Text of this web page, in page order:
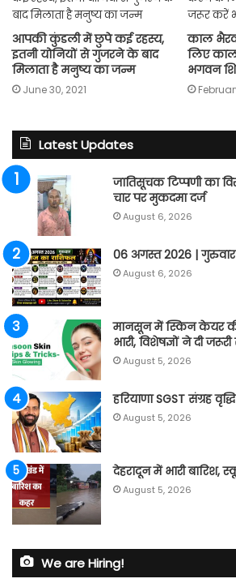
आपकी कुंडली में छुपे कई रहस्य,
इतनी योनियों से गुजरने के बाद
मिलाता है मनुष्य का जन्म
June 30, 2021
काल
लिए
भगवन
Latest Updates
जातिसूचक टिप्पणी का
चार पर मुकदमा दर्ज
August 6, 2026
06 अगस्त 2026 | गुरुवार
August 6, 2026
मानसून में स्किन केयर
भारी, विशेषज्ञों ने दी
August 5, 2026
हरियाणा SGST संग्रह
August 5, 2026
देहरादून में भारी बारिश,
August 5, 2026
We are Hiring!